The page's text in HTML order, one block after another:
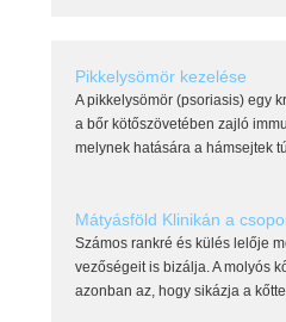
Pikkelysömör kezelése
A pikkelysömör (psoriasis) egy
a bőr kötőszövetében zajló
melynek hatására a hámsejtek
Mátyásföld Klinikán a
Számos rankré és külés lelője
vezőségeit is bizálja. A molyós
azonban az, hogy sikázja a